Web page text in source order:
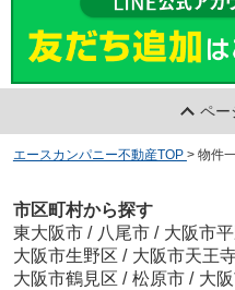
ペー
エースカンパニー不動産TOP > 物件
市区町村から探す
東大阪市 / 八尾市 / 大阪市
大阪市生野区 / 大阪市天王
大阪市鶴見区 / 松原市 / 大